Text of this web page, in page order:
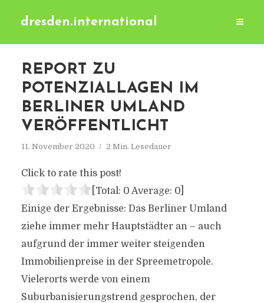
dresden.international
REPORT ZU
POTENZIALLAGEN IM
BERLINER UMLAND
VERÖFFENTLICHT
11. November 2020 2 Min. Lesedauer
Click to rate this post!
[Total: 0 Average: 0]
Einige der Ergebnisse: Das Berliner Umland
ziehe immer mehr Hauptstädter an – auch
aufgrund der immer weiter steigenden
Immobilienpreise in der Spreemetropole.
Vielerorts werde von einem
Suburbanisierungstrend gesprochen, der